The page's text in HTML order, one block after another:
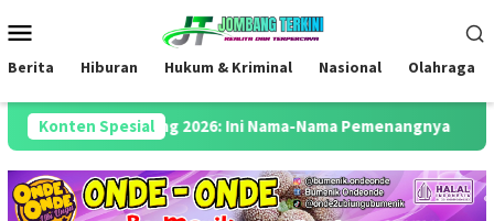
ke
kontenMobile
Berita Hiburan Hukum & Kriminal Nasional Olahraga
Konten Spesial
2026: Ini Nama-Nama Pemenangnya